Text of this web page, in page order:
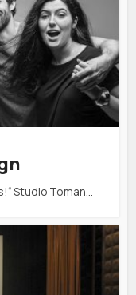
Studio Toman…